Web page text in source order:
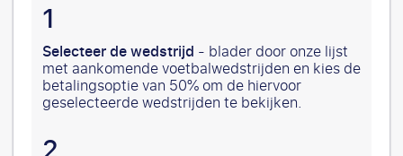
Selecteer de wedstrijd - blader door onze lijst
met aankomende voetbalwedstrijden en kies de
betalingsoptie van 50% om de hiervoor
geselecteerde wedstrijden te bekijken.